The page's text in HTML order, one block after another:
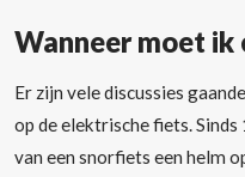
Wanneer moet ik
Er zijn vele discussies
op de elektrische fiets.
van een snorfiets een helm